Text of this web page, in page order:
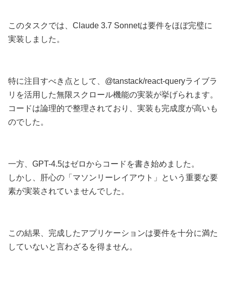
このタスクでは、Claude 3.7 Sonnetは要件をほぼ完璧に
実装しました。
特に注目すべき点として、@tanstack/react-queryライブラ
リを活用した無限スクロール機能の実装が挙げられます。
コードは論理的で整理されており、実装も完成度が高いも
のでした。
一方、GPT-4.5はゼロからコードを書き始めました。
しかし、肝心の「マソンリーレイアウト」という重要な要
素が実装されていませんでした。
この結果、完成したアプリケーションは要件を十分に満た
していないと言わざるを得ません。